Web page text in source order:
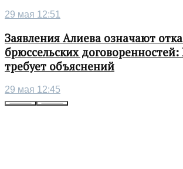
29 мая 12:51
Заявления Алиева означают
брюссельских
требует объяснений
29 мая 12:45